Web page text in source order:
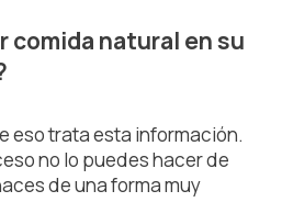
comida natural en su
eso trata esta información.
no lo puedes hacer de
de una forma muy